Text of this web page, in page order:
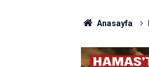
Anasayfa